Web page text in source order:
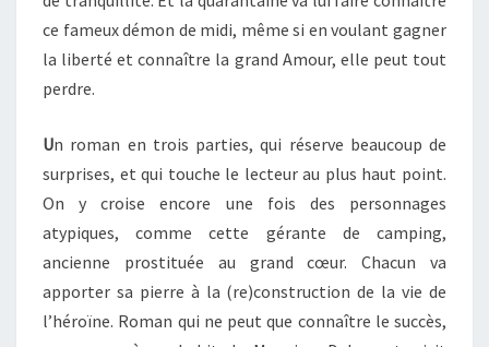
ce fameux démon de midi, même si en voulant gagner
la liberté et connaître la grand Amour, elle peut tout
perdre.
Un roman en trois parties, qui réserve beaucoup de
surprises, et qui touche le lecteur au plus haut point.
On y croise encore une fois des personnages
atypiques, comme cette gérante de camping,
ancienne prostituée au grand cœur. Chacun va
apporter sa pierre à la (re)construction de la vie de
l’héroïne. Roman qui ne peut que connaître le succès,